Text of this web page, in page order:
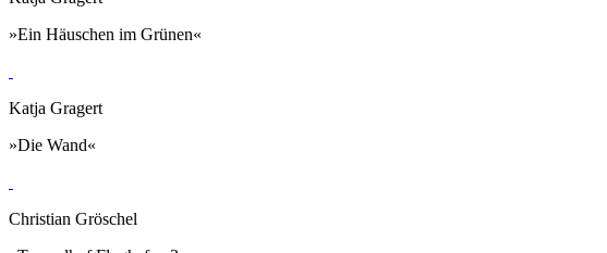
»Ein Häuschen im Grünen«
Katja Gragert
»Die Wand«
Christian Gröschel